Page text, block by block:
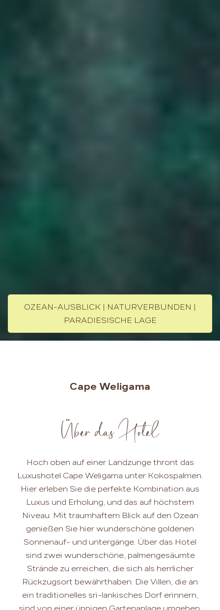
OZEAN-AUSBLICK | NATURVERBUNDEN |
PARADIESISCHE LAGE
Cape Weligama
Über das Hotel
Hoch oben auf einer Landzunge thront das
Luxushotel Cape Weligama unter Kokospalmen.
Hier erleben Sie die perfekte Kombination aus
Luxus und Erholung, und das auf höchstem
Niveau. Mit traumhaftem Blick auf den Ozean
genießen Sie hier wunderschöne goldenen
Sonnenauf- und untergänge. Über das Hotel
sind zwei wunderschöne, palmengesäumte
Strände zu erreichen, die sich als herrlicher
Rückzugsort bewährthaben. Die Villen, die an
ein traditionelles sri-lankisches Dorf erinnern,